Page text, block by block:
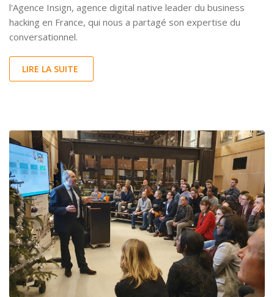
l'Agence Insign, agence digital native leader du business
hacking en France, qui nous a partagé son expertise du
conversationnel.
LIRE LA SUITE